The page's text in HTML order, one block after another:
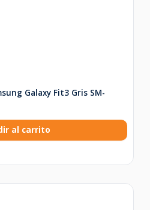
Galaxy Fit3 Gris SM-
al carrito